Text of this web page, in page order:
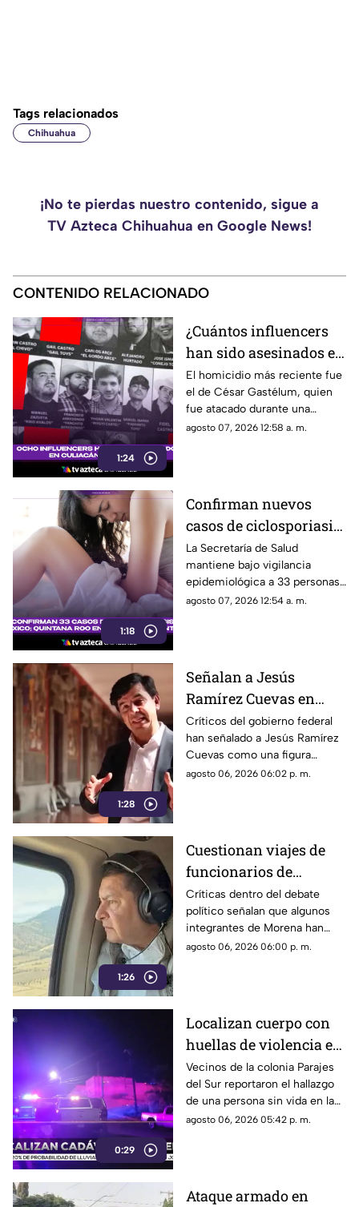
Tags relacionados
Chihuahua
¡No te pierdas nuestro contenido, sigue a
TV Azteca Chihuahua en Google News!
CONTENIDO RELACIONADO
1:24
¿Cuántos influencers
han sido asesinados en
Culiacán desde 2024?
César Gastélum el más
reciente
El homicidio más reciente fue
el de César Gastélum, quien
fue atacado durante una
transmisión en vivo.
agosto 07, 2026 12:58 a. m.
1:18
Confirman nuevos
casos de ciclosporiasis
en México; este estado
concentra la mayor
cifra
La Secretaría de Salud
mantiene bajo vigilancia
epidemiológica a 33 personas
diagnosticadas con
agosto 07, 2026 12:54 a. m.
1:28
Señalan a Jesús
Ramírez Cuevas en
debate sobre regulación
y libertad de expresión
Críticos del gobierno federal
han señalado a Jesús Ramírez
Cuevas como una figura
relevante dentro de la
agosto 06, 2026 06:02 p. m.
1:26
Cuestionan viajes de
funcionarios de
Morena por presuntos
gastos alejados de la
austeridad
Críticas dentro del debate
político señalan que algunos
integrantes de Morena han
sido señalados por realizar
agosto 06, 2026 06:00 p. m.
0:29
Localizan cuerpo con
huellas de violencia en
calles de Parajes del
Sur | VIDEO
Vecinos de la colonia Parajes
del Sur reportaron el hallazgo
de una persona sin vida en la
vía pública.
agosto 06, 2026 05:42 p. m.
Ataque armado en